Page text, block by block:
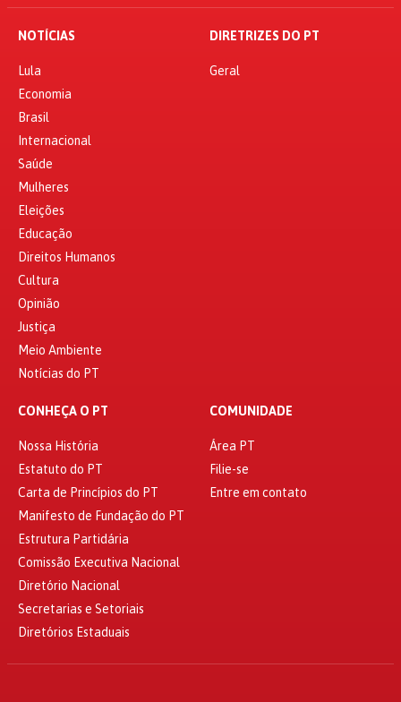
NOTÍCIAS
Lula
Economia
Brasil
Internacional
Saúde
Mulheres
Eleições
Educação
Direitos Humanos
Cultura
Opinião
Justiça
Meio Ambiente
Notícias do PT
DIRETRIZES DO PT
Geral
CONHEÇA O PT
Nossa História
Estatuto do PT
Carta de Princípios do PT
Manifesto de Fundação do PT
Estrutura Partidária
Comissão Executiva Nacional
Diretório Nacional
Secretarias e Setoriais
Diretórios Estaduais
COMUNIDADE
Área PT
Filie-se
Entre em contato